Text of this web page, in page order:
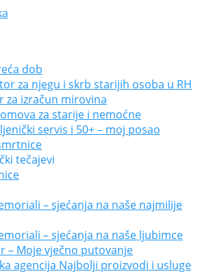
dob
za njegu i skrb starijih osoba u RH
za izračun mirovina
za starije i nemoćne
servis i 50+ – moj posao
tečajevi
– sjećanja na naše najmilije
– sjećanja na naše ljubimce
– Moje vječno putovanje
agencija Najbolji proizvodi i usluge